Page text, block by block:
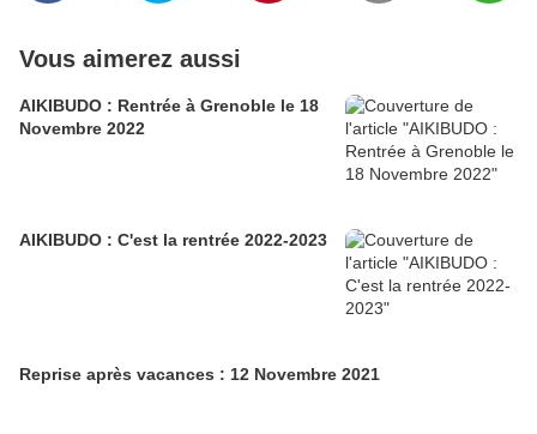
Vous aimerez aussi
AIKIBUDO : Rentrée à Grenoble le 18
Novembre 2022
AIKIBUDO : C'est la rentrée 2022-2023
Reprise après vacances : 12 Novembre 2021